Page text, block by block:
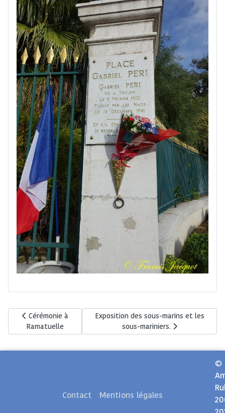
Article précédent : Cérémonie à Ramatuelle
Cérémonie à
Ramatuelle
Article suivant : Exposition des sous-
Exposition des sous-marins et les
sous-mariniers.
Contact Mentions légales
©